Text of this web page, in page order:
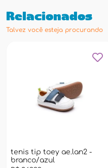
Relacionados
Talvez você esteja procurando
tenis tip toey ae.lan2 -
branco/azul